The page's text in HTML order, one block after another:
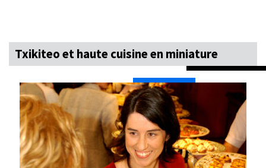
Txikiteo et haute cuisine en miniature